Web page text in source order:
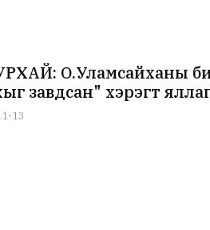
О.Уламсайханы
завдсан" хэрэгт
13